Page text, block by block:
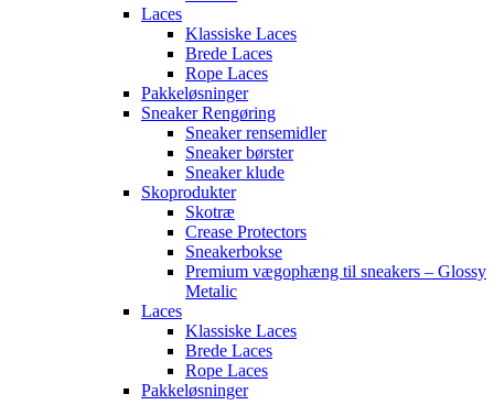
Laces
Klassiske Laces
Brede Laces
Rope Laces
Pakkeløsninger
Sneaker Rengøring
Sneaker rensemidler
Sneaker børster
Sneaker klude
Skoprodukter
Skotræ
Crease Protectors
Sneakerbokse
Premium vægophæng til sneakers – Glossy
Metalic
Laces
Klassiske Laces
Brede Laces
Rope Laces
Pakkeløsninger